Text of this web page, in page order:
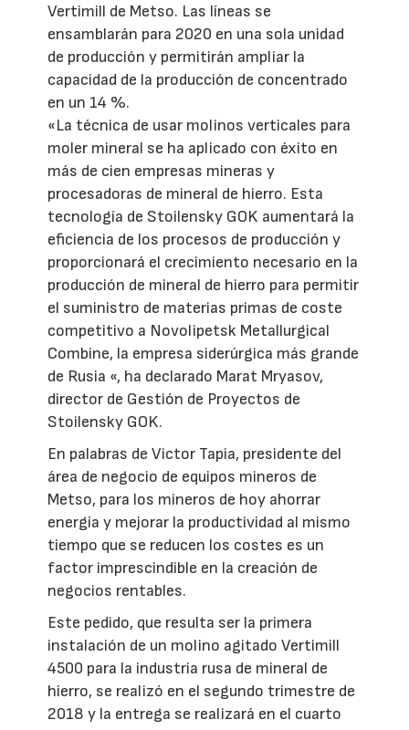
Vertimill de Metso. Las líneas se
ensamblarán para 2020 en una sola unidad
de producción y permitirán ampliar la
capacidad de la producción de concentrado
en un 14 %.
«La técnica de usar molinos verticales para
moler mineral se ha aplicado con éxito en
más de cien empresas mineras y
procesadoras de mineral de hierro. Esta
tecnología de Stoilensky GOK aumentará la
eficiencia de los procesos de producción y
proporcionará el crecimiento necesario en la
producción de mineral de hierro para permitir
el suministro de materias primas de coste
competitivo a Novolipetsk Metallurgical
Combine, la empresa siderúrgica más grande
de Rusia «, ha declarado Marat Mryasov,
director de Gestión de Proyectos de
Stoilensky GOK.
En palabras de Victor Tapia, presidente del
área de negocio de equipos mineros de
Metso, para los mineros de hoy ahorrar
energía y mejorar la productividad al mismo
tiempo que se reducen los costes es un
factor imprescindible en la creación de
negocios rentables.
Este pedido, que resulta ser la primera
instalación de un molino agitado Vertimill
4500 para la industria rusa de mineral de
hierro, se realizó en el segundo trimestre de
2018 y la entrega se realizará en el cuarto